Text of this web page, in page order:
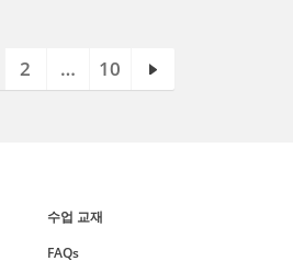
2 … 10
수업 교재
FAQs